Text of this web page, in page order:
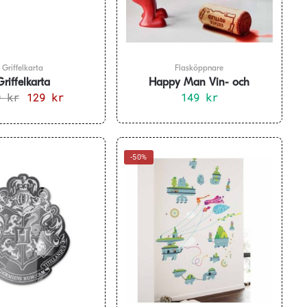
Griffelkarta
kr
Det
priset
var:
129 krDet
nuvarande
priset
är:
Flasköppnare
Happy Man Vin- och
Kapsylöppnare 3 i 1 set
149 kr
-50%